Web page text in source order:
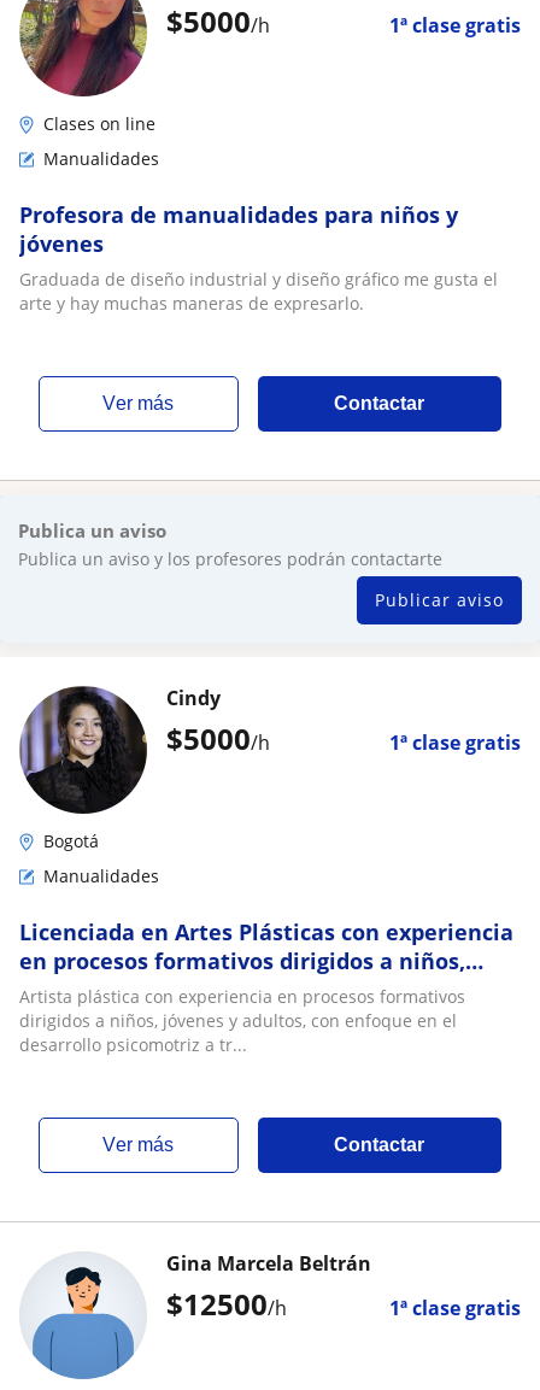
$5000/h 1ª clase gratis
Clases on line
Manualidades
Profesora de manualidades para niños y
jóvenes
Graduada de diseño industrial y diseño gráfico me gusta el
arte y hay muchas maneras de expresarlo.
ver más Contactar
Publica un aviso
Publica un aviso y los profesores podrán contactarte
Publicar aviso
$5000/h 1ª clase gratis
Cindy
Bogotá
Manualidades
Licenciada en Artes Plásticas con experiencia
en procesos formativos dirigidos a niños,
jóvenes y adultos, con enfoque en el desar
Artista plástica con experiencia en procesos formativos
dirigidos a niños, jóvenes y adultos, con enfoque en el
desarrollo psicomotriz a tr...
ver más Contactar
$12500/h 1ª clase gratis
Gina Marcela Beltrán